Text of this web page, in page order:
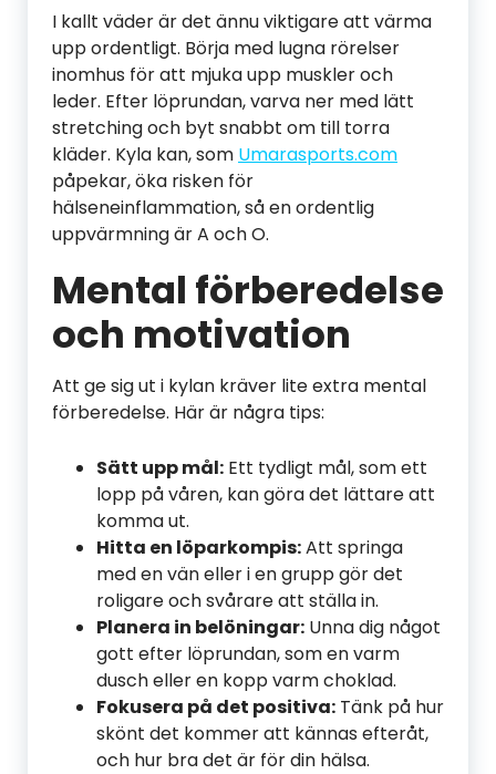
I kallt väder är det ännu viktigare att värma
upp ordentligt. Börja med lugna rörelser
inomhus för att mjuka upp muskler och
leder. Efter löprundan, varva ner med lätt
stretching och byt snabbt om till torra
kläder. Kyla kan, som Umarasports.com
påpekar, öka risken för
hälseneinflammation, så en ordentlig
uppvärmning är A och O.
Mental förberedelse
och motivation
Att ge sig ut i kylan kräver lite extra mental
förberedelse. Här är några tips:
Sätt upp mål: Ett tydligt mål, som ett
lopp på våren, kan göra det lättare att
komma ut.
Hitta en löparkompis:Att springa
med en vän eller i en grupp gör det
roligare och svårare att ställa in.
Planera in belöningar: Unna dig något
gott efter löprundan, som en varm
dusch eller en kopp varm choklad.
Fokusera på det positiva: Tänk på hur
skönt det kommer att kännas efteråt,
och hur bra det är för din hälsa.